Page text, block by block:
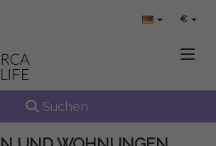
€
Toggle navigation
Suchen